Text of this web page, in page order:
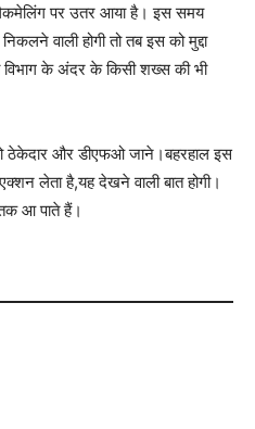
पर उतर आया है। इस समय
वाली होगी तो तब इस को मुद्दा
विभाग के अंदर के किसी शख्स की भी
ठेकेदार और डीएफओ जाने।बहरहाल इस
लेता है,यह देखने वाली बात होगी।
आ पाते हैं।